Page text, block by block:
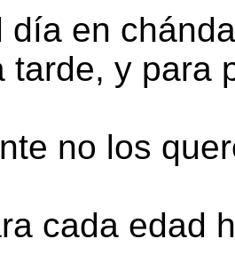
día en
tarde, y para
no los
cada edad